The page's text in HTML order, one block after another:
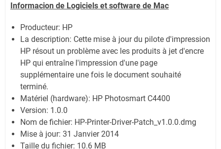
Informacion de Logiciels et software de Mac
Producteur: HP
La description: Cette mise à jour du pilote d'impression
HP résout un problème avec les produits à jet d'encre
HP qui entraîne l'impression d'une page
supplémentaire une fois le document souhaité
terminé.
Matériel (hardware): HP Photosmart C4400
Version: 1.0.0
Nom de fichier: HP-Printer-Driver-Patch_v1.0.0.dmg
Mise à jour: 31 Janvier 2014
Taille du fichier: 10.6 MB